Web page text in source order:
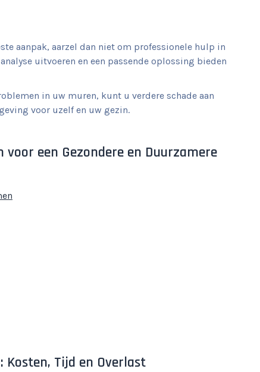
aanpak, aarzel dan niet om professionele hulp in
uitvoeren en een passende oplossing bieden
in uw muren, kunt u verdere schade aan
voor uzelf en uw gezin.
een Gezondere en Duurzamere
Tijd en Overlast